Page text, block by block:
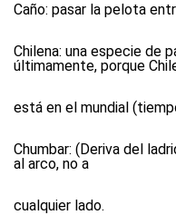
Caño: pasar la pelota
Chilena: una especie de
últimamente, porque
está en el mundial
Chumbar: (Deriva del
al arco, no a
cualquier lado.